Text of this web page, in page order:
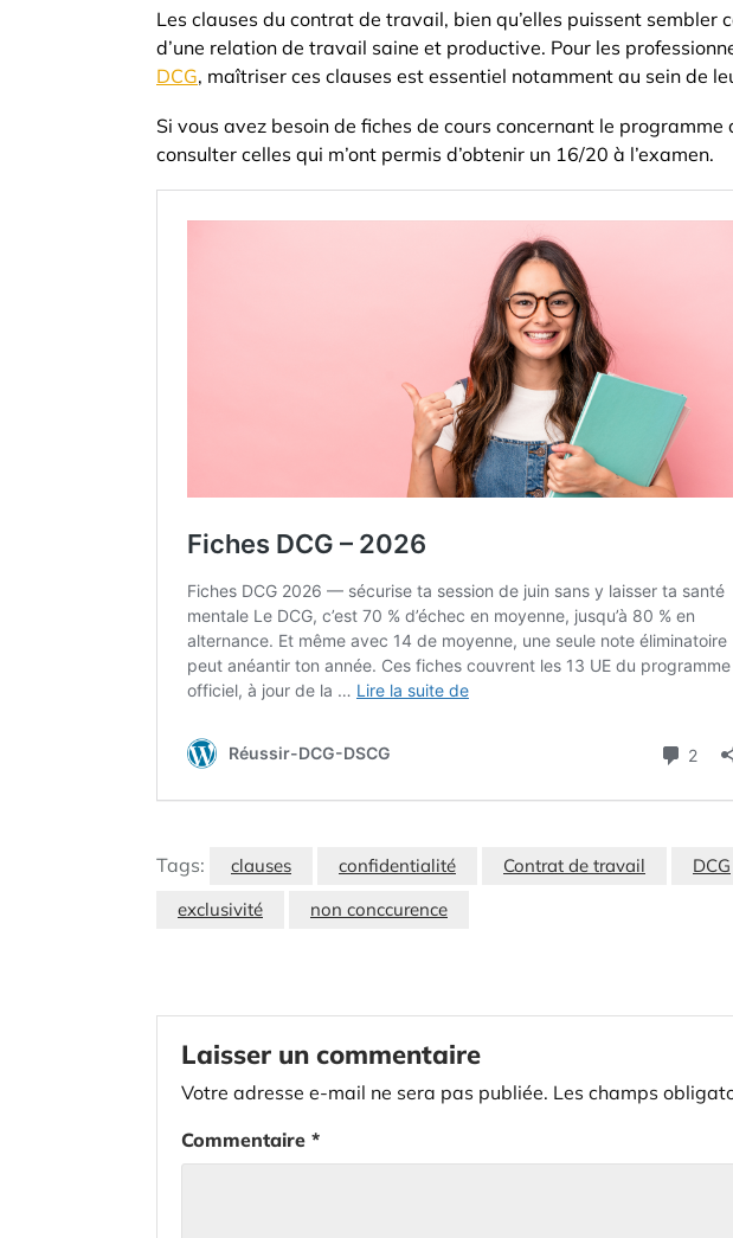
Les clauses du contrat de travail, bien qu’elles puissent sembler
d’une relation de travail saine et productive. Pour les
DCG, maîtriser ces clauses est essentiel notamment au sein de
Si vous avez besoin de fiches de cours concernant le programme
consulter celles qui m’ont permis d’obtenir un 16/20 à l’examen.
Tags: clauses confidentialité Contrat de travail DCG
exclusivité
non conccurence
Laisser un commentaire
Votre adresse e-mail ne sera pas publiée. Les champs
Commentaire *